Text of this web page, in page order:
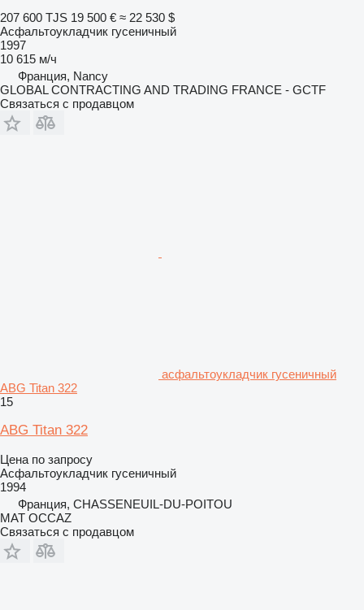
207 600 TJS 19 500 € ≈ 22 530 $
Асфальтоукладчик гусеничный
1997
10 615 м/ч
Франция, Nancy
GLOBAL CONTRACTING AND TRADING FRANCE - GCTF
Связаться с продавцом
асфальтоукладчик гусеничный
ABG Titan 322
15
ABG Titan 322
Цена по запросу
Асфальтоукладчик гусеничный
1994
Франция, CHASSENEUIL-DU-POITOU
MAT OCCAZ
Связаться с продавцом